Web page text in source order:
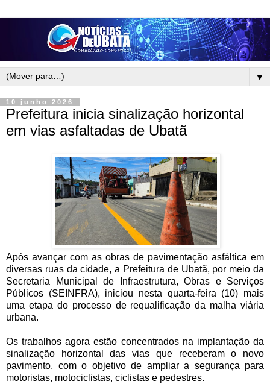
▼
10 junho 2026
Prefeitura inicia sinalização horizontal
em vias asfaltadas de Ubatã
Após avançar com as obras de pavimentação asfáltica em
diversas ruas da cidade, a Prefeitura de Ubatã, por meio da
Secretaria Municipal de Infraestrutura, Obras e Serviços
Públicos (SEINFRA), iniciou nesta quarta-feira (10) mais
uma etapa do processo de requalificação da malha viária
urbana.
Os trabalhos agora estão concentrados na implantação da
sinalização horizontal das vias que receberam o novo
pavimento, com o objetivo de ampliar a segurança para
motoristas, motociclistas, ciclistas e pedestres.